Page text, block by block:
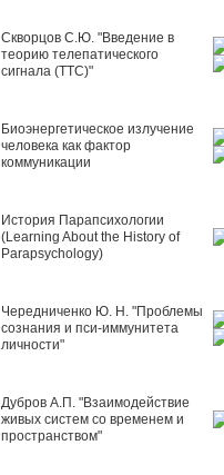
Скворцов С.Ю. "Введение в
теорию телепатического
сигнала (ТТС)"
Биоэнергетическое излучение
человека как фактор
коммуникации
История Парапсихологии
(Learning About the History of
Parapsychology)
Чередниченко Ю. Н. "Проблемы
сознания и пси-иммунитета
личности"
Дубров А.П. "Взаимодействие
живых систем со временем и
пространством"